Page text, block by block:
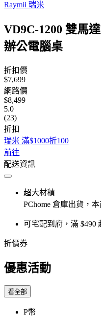
Raymii 瑞米
VD9C-1200 雙馬
辦公電腦桌
折扣價
$7,699
網路價
$8,499
5.0
(23)
折扣
瑞米 滿$1000折100
前往
配送資訊
超大材積
PChome 倉庫出貨，
可宅配到府，滿 $490
折價券
優惠活動
看全部
P幣